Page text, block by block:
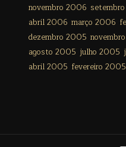
novembro 2006
abril 2006 março 2006
dezembro 2005
agosto 2005 julho 2005
abril 2005 fevereiro 2005